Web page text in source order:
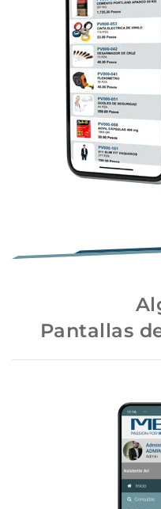
Pantallas